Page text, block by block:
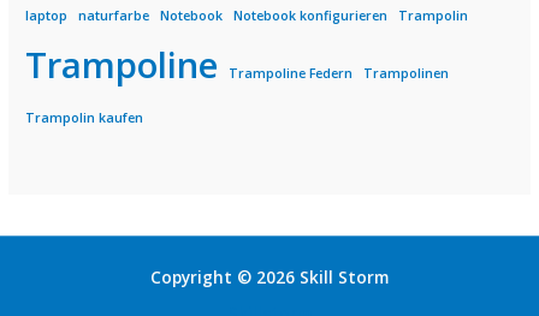
laptop
naturfarbe Notebook Notebook konfigurieren Trampolin
Trampoline Trampoline Federn Trampolinen
Trampolin kaufen
Copyright © 2026 Skill Storm